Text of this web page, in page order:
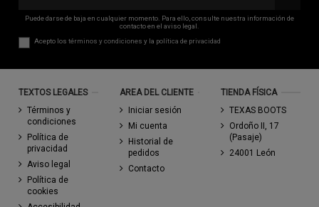
Puede darse de baja en cualquier momento. Para ello, consulte nuestra información de
contacto en el aviso legal.
Acepto lostérminos y condiciones y la política de privacidad
TEXTOS LEGALES
Términos y
condiciones
Política de
privacidad
Aviso legal
Política de
cookies
AREA DEL CLIENTE
Iniciar sesión
Mi cuenta
Historial de
pedidos
Contacto
TIENDA FÍSICA
TEXAS BOOTS
Ordoño II, 17
(Pasaje)
24001 León